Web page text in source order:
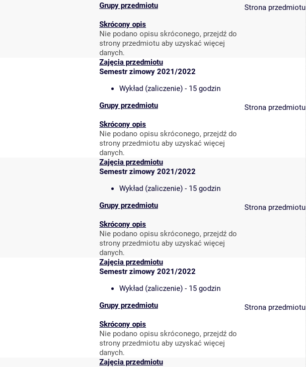
Grupy przedmiotu
Skrócony opis
Nie podano opisu skróconego, przejdź do
strony przedmiotu aby uzyskać więcej
danych.
Strona przedmiotu
Zajęcia przedmiotu
Semestr zimowy 2021/2022
Wykład (zaliczenie) - 15 godzin
Grupy przedmiotu
Skrócony opis
Nie podano opisu skróconego, przejdź do
strony przedmiotu aby uzyskać więcej
danych.
Strona przedmiotu
Zajęcia przedmiotu
Semestr zimowy 2021/2022
Wykład (zaliczenie) - 15 godzin
Grupy przedmiotu
Skrócony opis
Nie podano opisu skróconego, przejdź do
strony przedmiotu aby uzyskać więcej
danych.
Strona przedmiotu
Zajęcia przedmiotu
Semestr zimowy 2021/2022
Wykład (zaliczenie) - 15 godzin
Grupy przedmiotu
Skrócony opis
Nie podano opisu skróconego, przejdź do
strony przedmiotu aby uzyskać więcej
danych.
Strona przedmiotu
Zajęcia przedmiotu